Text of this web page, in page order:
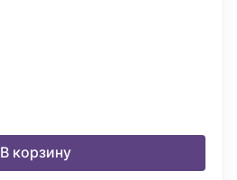
В корзину